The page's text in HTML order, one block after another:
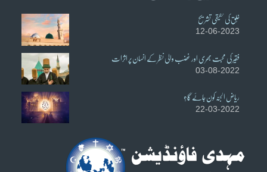
خُلق کی حقیقی تشریح
12-06-2023
فقیر کی محبت بھری اور غضب والی نظر کے انسان پر اثرات
03-08-2022
ریاض الجنہ کون جائے گا؟
22-03-2022